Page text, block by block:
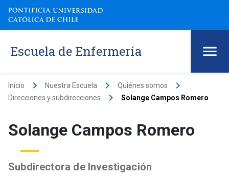
Escuela de Enfermería
Inicio keyboard_arrow_right Nuestra Escuela keyboard_arrow_right Quiénes somos keyboard_arrow_right
Direcciones y subdirecciones keyboard_arrow_right Solange Campos Romero
Solange Campos Romero
Subdirectora de Investigación